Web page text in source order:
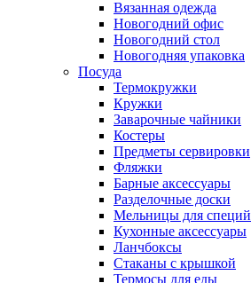
Вязанная одежда
Новогодний офис
Новогодний стол
Новогодняя упаковка
Посуда
Термокружки
Кружки
Заварочные чайники
Костеры
Предметы сервировки
Фляжки
Барные аксессуары
Разделочные доски
Мельницы для специй
Кухонные аксессуары
Ланчбоксы
Стаканы с крышкой
Термосы для еды